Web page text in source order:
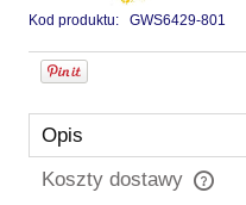
Kod produktu: GWS6429-801
Opis
Koszty dostawy
Cena nie zawiera